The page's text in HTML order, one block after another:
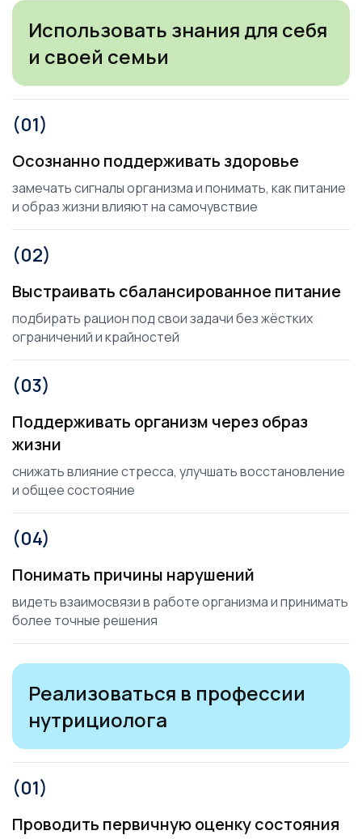
Использовать знания для себя
и своей семьи
(01)
Осознанно поддерживать здоровье
замечать сигналы организма и понимать, как питание
и образ жизни влияют на самочувствие
(02)
Выстраивать сбалансированное питание
подбирать рацион под свои задачи без жёстких
ограничений и крайностей
(03)
Поддерживать организм через образ
жизни
снижать влияние стресса, улучшать восстановление
и общее состояние
(04)
Понимать причины нарушений
видеть взаимосвязи в работе организма и принимать
более точные решения
Реализоваться в профессии
нутрициолога
(01)
Проводить первичную оценку состояния